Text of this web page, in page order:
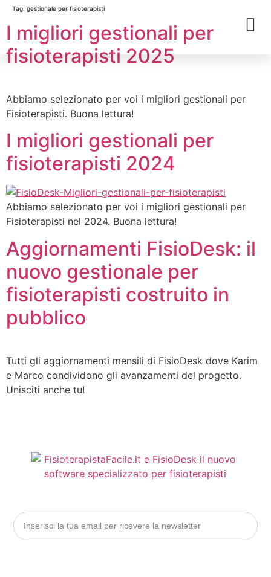
Tag: gestionale per fisioterapisti
I migliori gestionali per
fisioterapisti 2025
Abbiamo selezionato per voi i migliori gestionali per
Fisioterapisti. Buona lettura!
I migliori gestionali per
fisioterapisti 2024
Abbiamo selezionato per voi i migliori gestionali per
Fisioterapisti nel 2024. Buona lettura!
Aggiornamenti FisioDesk: il
nuovo gestionale per
fisioterapisti costruito in
pubblico
Tutti gli aggiornamenti mensili di FisioDesk dove Karim
e Marco condividono gli avanzamenti del progetto.
Unisciti anche tu!